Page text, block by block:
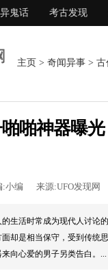
鬼话 考古发现
主页 > 奇闻异事 > 古
啪神器曝
:小编 来源:UFO发现网
的生活时常成为现代人讨论
却是相当保守，受到传统
向心爱的男子另类告白。...